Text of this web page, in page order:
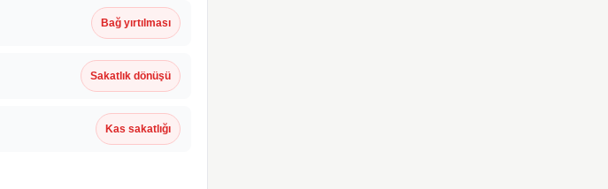
Bağ yırtılması
Sakatlık dönüşü
Kas sakatlığı